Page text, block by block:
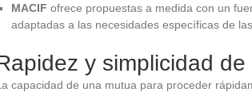
MACIF ofrece propuestas a medida con un
adaptadas a las necesidades específicas de
y simplicidad
capacidad de una mutua para proceder